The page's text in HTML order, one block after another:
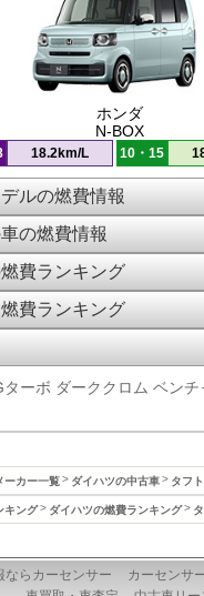
ホンダ
N-BOX
18.2km/L 10・15
ルの燃費情報
の燃費情報
費ランキング
費ランキング
ーボ ダーククロム ベン
ーカー一覧 ダイハツの中古車 タフ
キング ダイハツの燃費ランキング
ならカーセンサー
カーセンサ